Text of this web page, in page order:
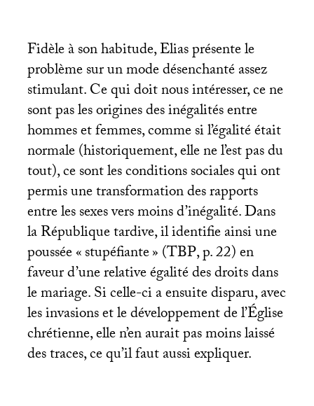
Fidèle à son habitude, Elias présente le
problème sur un mode désenchanté assez
stimulant. Ce qui doit nous intéresser, ce ne
sont pas les origines des inégalités entre
hommes et femmes, comme si l’égalité était
normale (historiquement, elle ne l’est pas du
tout), ce sont les conditions sociales qui ont
permis une transformation des rapports
entre les sexes vers moins d’inégalité. Dans
la République tardive, il identifie ainsi une
poussée «stupéfiante» (TBP, p. 22) en
faveur d’une relative égalité des droits dans
le mariage. Si celle-ci a ensuite disparu, avec
les invasions et le développement de l’Église
chrétienne, elle n’en aurait pas moins laissé
des traces, ce qu’il faut aussi expliquer.